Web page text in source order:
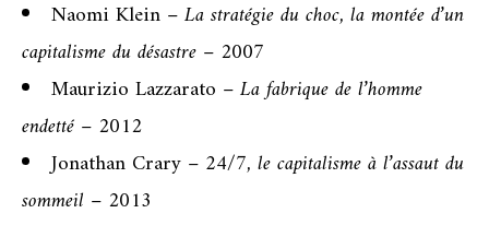
Naomi Klein –La stratégie du choc, la montée d’un
capitalisme du désastre – 2007
Maurizio Lazzarato –La fabrique de l’homme
endetté – 2012
Jonathan Crary – 24/7, le capitalisme à l’assaut du
sommeil – 2013